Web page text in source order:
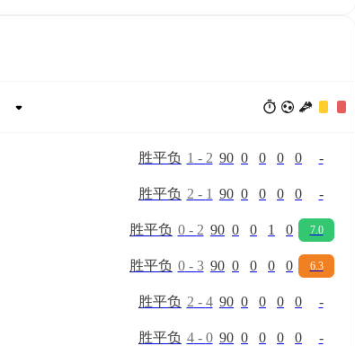
胜平负 1 - 2 90 0 0 0 0 -
胜平负 2 - 1 90 0 0 0 0 -
胜平负 0- 2 90 0 0 1 0 7.0
胜平负 0- 3 90 0 0 0 0 6.3
胜平负 2 - 4 90 0 0 0 0 -
胜平负 4- 0 90 0 0 0 0 -